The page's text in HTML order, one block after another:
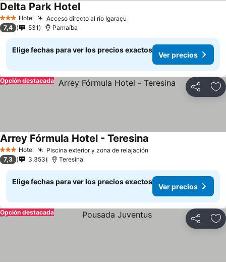
3 Estrellas
Hotel Acceso directo al río Igaraçu
Delta Park HotelVer precios
7,4 531 Parnaíba
Elige fechas para ver los precios exactos
Ver precios
Compartir
Opción destacada
3 Estrellas
Hotel Piscina exterior y zona de relajación
Arrey Fórmula Hotel - Teresina
7,3 3.353 Teresina
Elige fechas para ver los precios exactos
Ver precios
Compartir
Opción destacada